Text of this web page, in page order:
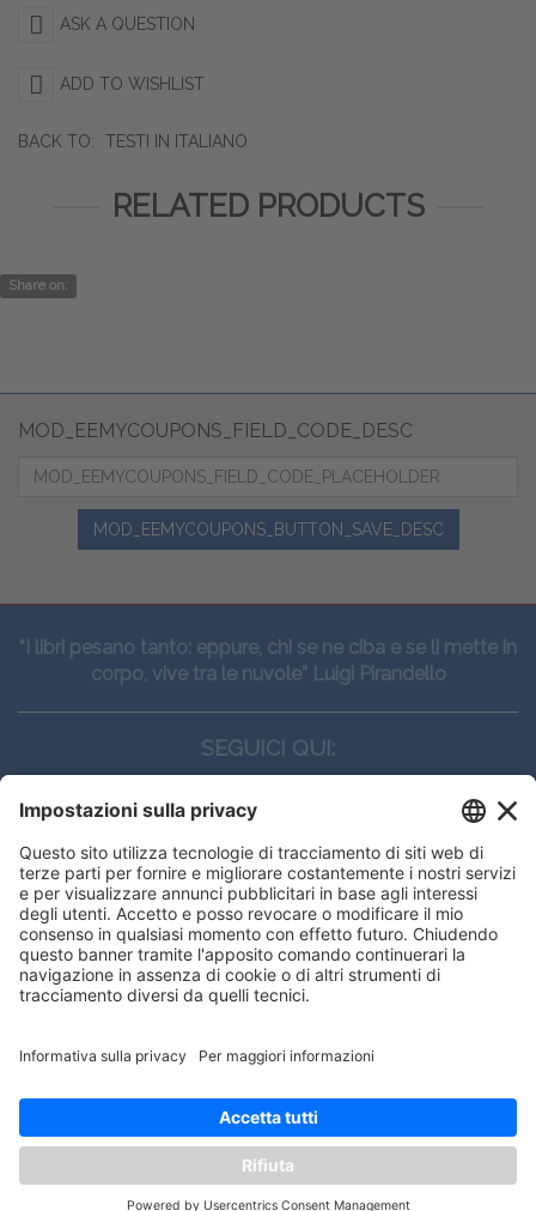
ASK A QUESTION
ADD TO WISHLIST
BACK TO: TESTI IN ITALIANO
RELATED PRODUCTS
Share on:
MOD_EEMYCOUPONS_FIELD_CODE_DESC
MOD_EEMYCOUPONS_BUTTON_SAVE_DESC
“I libri pesano tanto: eppure, chi se ne ciba e se li mette in
corpo, vive tra le nuvole” Luigi Pirandello
SEGUICI QUI:
CONTATTI
Edi.Ermes srl
Viale E. Forlanini, 21 - 20134, Milano
(+39)027021121
E-mail:eeinfo@eenet.it
ORARI
Lunedì — Giovedì: - 08:30 - 13:00 – 14:00 - 17:30
Venerdì: - 08:30 - 13:00 – 14:00 - 16:00